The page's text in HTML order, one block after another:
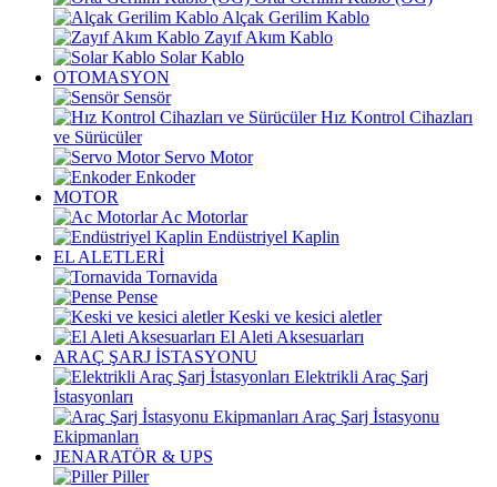
Alçak Gerilim Kablo
Zayıf Akım Kablo
Solar Kablo
OTOMASYON
Sensör
Hız Kontrol Cihazları
ve Sürücüler
Servo Motor
Enkoder
MOTOR
Ac Motorlar
Endüstriyel Kaplin
EL ALETLERİ
Tornavida
Pense
Keski ve kesici aletler
El Aleti Aksesuarları
ARAÇ ŞARJ İSTASYONU
Elektrikli Araç Şarj
İstasyonları
Araç Şarj İstasyonu
Ekipmanları
JENARATÖR & UPS
Piller